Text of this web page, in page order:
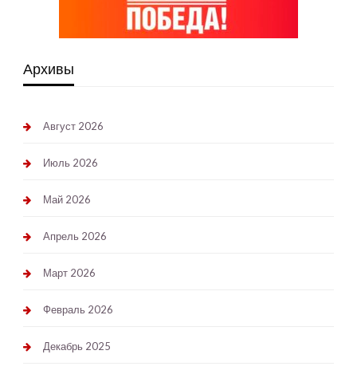
Архивы
Август 2026
Июль 2026
Май 2026
Апрель 2026
Март 2026
Февраль 2026
Декабрь 2025